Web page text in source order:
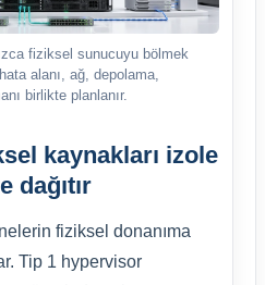
fiziksel sunucuyu bölmek
alanı, ağ, depolama,
birlikte planlanır.
kaynakları izole
dağıtır
fiziksel donanıma
Tip 1 hypervisor